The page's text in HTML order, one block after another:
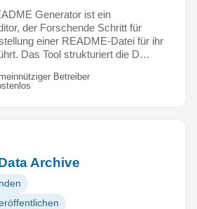
Generator ist ein
der Forschende Schritt für
einer README-Datei für ihr
Das Tool strukturiert die D…
Betreiber
Archive